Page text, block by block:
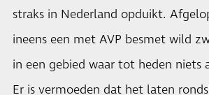
straks in Nederland opduikt.
ineens een met AVP besmet wild
in een gebied waar tot heden niets
Er is vermoeden dat het laten